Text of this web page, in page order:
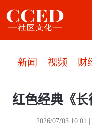
新闻 视频 财
红色经典《
2026/07/03